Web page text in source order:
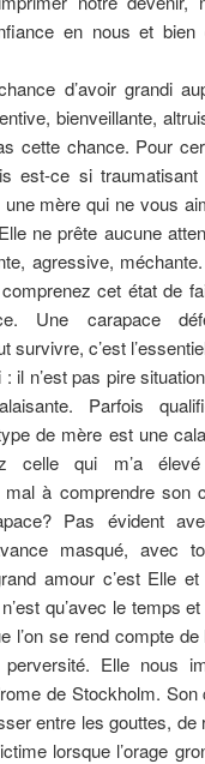
en nous et bien
d’avoir grandi
bienveillante,
cette chance. Pour
est-ce si
mère qui ne vous
ne prête aucune
agressive,
cet état de
Une carapace
survivre, c’est
il n’est pas pire
Parfois
de mère est une
celle qui m’a
mal à comprendre son
Pas évident
masqué, avec
amour c’est Elle
qu’avec le temps
l’on se rend compte de
Elle nous
de Stockholm.
entre les gouttes, de
lorsque l’orage